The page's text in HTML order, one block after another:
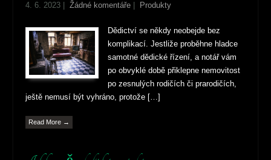
4. 6. 2023 |Žádné komentáře Produkty
Dědictví se někdy neobejde bez
komplikací. Jestliže proběhne hladce
samotné dědické řízení, a notář vám
po obvyklé době přiklepne nemovitost
po zesnulých rodičích či prarodičích,
ještě nemusí být vyhráno, protože […]
Read More →